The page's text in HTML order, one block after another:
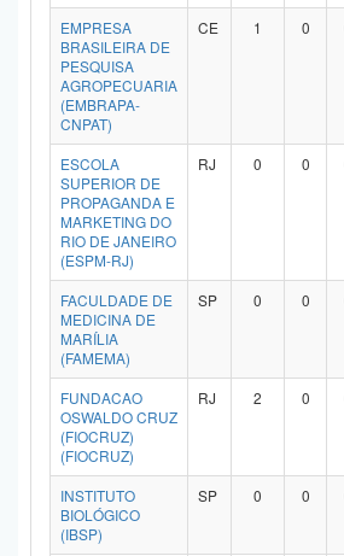
EMPRESA
BRASILEIRA DE
PESQUISA
AGROPECUARIA
(EMBRAPA-
CNPAT)
CE 1 0
ESCOLA
SUPERIOR DE
PROPAGANDA E
MARKETING DO
RIO DE JANEIRO
(ESPM-RJ)
RJ 0 0
FACULDADE DE
MEDICINA DE
MARÍLIA
(FAMEMA)
SP 0 0
FUNDACAO
OSWALDO CRUZ
(FIOCRUZ)
(FIOCRUZ)
RJ 2 0
INSTITUTO
BIOLÓGICO
(IBSP)
SP 0 0